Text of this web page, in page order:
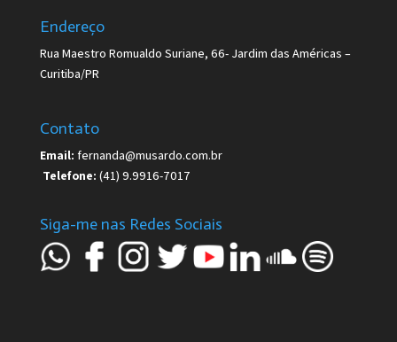
Endereço
Rua Maestro Romualdo Suriane, 66- Jardim das Américas –
Curitiba/PR
Contato
Email: fernanda@musardo.com.br
Telefone: (41) 9.9916-7017
Siga-me nas Redes Sociais